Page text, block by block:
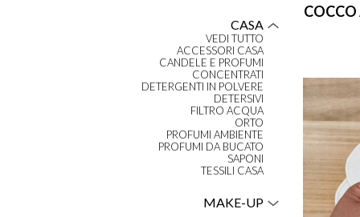
CASA
VEDI TUTTO
ACCESSORI CASA
CANDELE E PROFUMI
CONCENTRATI
DETERGENTI IN POLVERE
DETERSIVI
FILTRO ACQUA
ORTO
PROFUMI AMBIENTE
PROFUMI DA BUCATO
SAPONI
TESSILI CASA
MAKE-UP
COCCO